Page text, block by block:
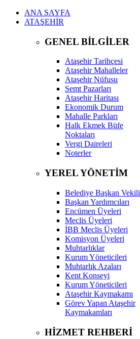
ANA SAYFA
ATAŞEHİR
GENEL BİLGİLER
Ataşehir Tarihçesi
Ataşehir Mahalleler
Ataşehir Nüfusu
Semt Pazarları
Ataşehir Haritası
Ekonomik Durum
Mahalle Parkları
Halk Ekmek Büfe
Noktaları
Vergi Daireleri
Noterler
YEREL YÖNETİM
Belediye Başkan Vekili
Başkan Yardımcıları
Encümen Üyeleri
Meclis Üyeleri
İBB Meclis Üyeleri
Komisyon Üyeleri
Muhtarlıklar
Kurum Yöneticileri
Muhtarlık Azaları
Kent Konseyi
Kurum Yöneticileri
Ataşehir Kaymakamı
Görev Yapan Ataşehir
Kaymakamları
HİZMET REHBERİ